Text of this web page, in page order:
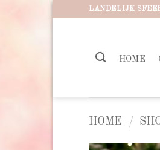
LANDELIJK
HOME
HOME /